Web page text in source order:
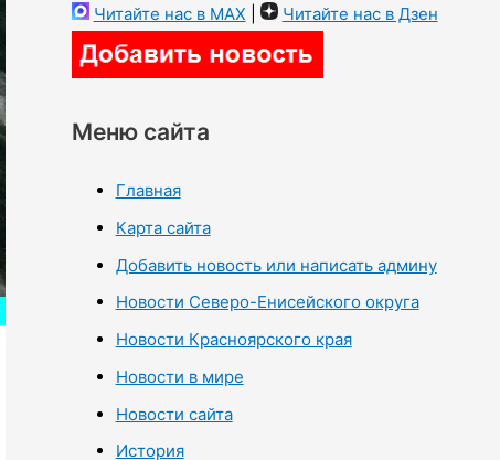
Читайте нас в MAX Читайте нас в Дзен
Меню сайта
Главная
Карта сайта
Добавить новость или написать админу
Новости Северо-Енисейского округа
Новости Красноярского края
Новости в мире
Новости сайта
История